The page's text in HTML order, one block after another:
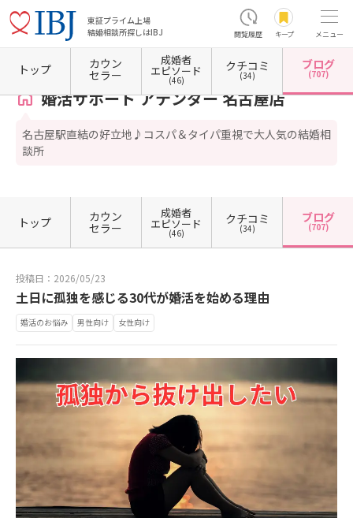
東証プライム上場
結婚相談所探しはIBJ
閲覧履歴 キープ メニュー
ホーム 愛知県の結婚相談所 愛知県名古屋市 愛知県名古屋市中村区 愛知県名古屋市
婚活サポート アテンダー 名古屋店
名古屋駅直結の好立地♪コスパ＆タイパ重視で大人気の結婚相
談所
トップ カウン
セラー
成婚者
エピソード
(46)
クチコミ
(34)
ブログ
(707)
トップ カウン
セラー
成婚者
エピソード
(46)
クチコミ
(34)
ブログ
(707)
投稿日：2026/05/23
土日に孤独を感じる30代が婚活を始める理由
婚活のお悩み 男性向け 女性向け